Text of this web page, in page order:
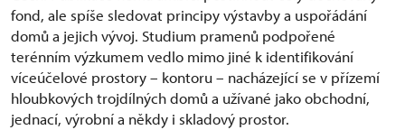
fond, ale spíše sledovat principy výstavby a uspořádání
domů a jejich vývoj. Studium pramenů podpořené
terénním výzkumem vedlo mimo jiné k identifikování
víceúčelové prostory – kontoru – nacházející se v přízemí
hloubkových trojdílných domů a užívané jako obchodní,
jednací, výrobní a někdy i skladový prostor.